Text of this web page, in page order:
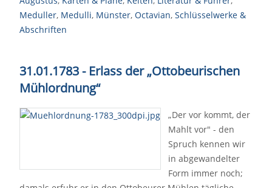
Meduller, Medulli, Münster, Octavian, Schlüsselwerke &
Abschriften
31.01.1783 - Erlass der „Ottobeurischen
Mühlordnung“
„Der vor kommt, der
Mahlt vor" - den
Spruch kennen wir
in abgewandelter
Form immer noch;